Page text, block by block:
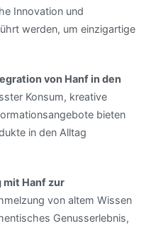
Innovation und
werden, um einzigartige
von Hanf in den
Konsum, kreative
bieten
in den Alltag
mit Hanf zur
von altem Wissen
Genusserlebnis,